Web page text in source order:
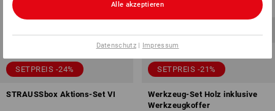
SETPREIS -24%
STRAUSSbox Aktions-Set VI
SETPREIS -21%
Werkzeug-Set Holz inklusive
Werkzeugkoffer
Alle akzeptieren
Datenschutz| Impressum